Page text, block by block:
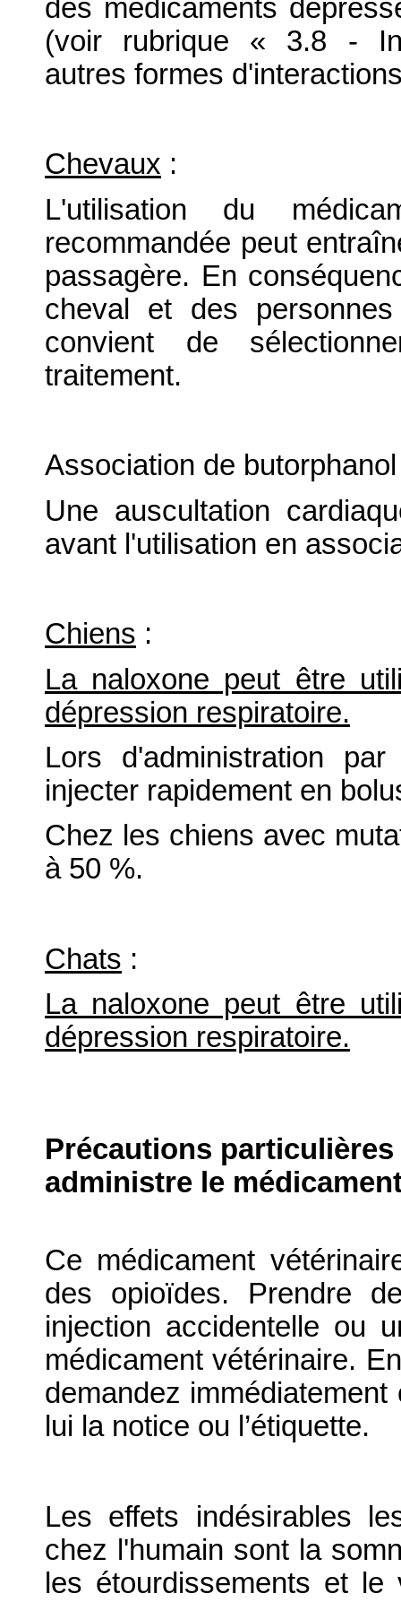
des médicaments
(voir rubrique « 3.8 -
autres formes
Chevaux :
L'utilisation du
recommandée peut
passagère. En
cheval et des
convient de
traitement.
Association de
Une auscultation
avant l'utilisation en
Chiens :
La naloxone peut être
dépression respiratoire.
Lors d'administration
injecter rapidement en
Chez les chiens avec
à 50 %.
Chats :
La naloxone peut être
dépression respiratoire.
Précautions
administre le
Ce médicament
des opioïdes. Prendre
injection accidentelle ou
médicament vétérinaire.
demandez
lui la notice ou l’étiquette.
Les effets indésirables
chez l'humain sont la
les étourdissements et